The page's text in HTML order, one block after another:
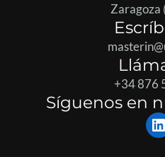
Zaragoza
+34 876
Síguenos en
LinkedIn